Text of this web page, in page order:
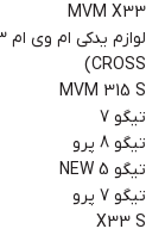
MVM X33
CROSS)
MVM 315 S
تیگو 7
تیگو 8 پرو
تیگو 5 NEW
تیگو 7 پرو
X33 S